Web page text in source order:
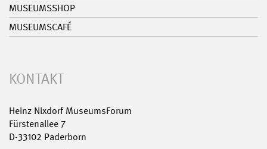
MUSEUMSSHOP
MUSEUMSCAFÉ
KONTAKT
Heinz Nixdorf MuseumsForum
Fürstenallee 7
D-33102 Paderborn